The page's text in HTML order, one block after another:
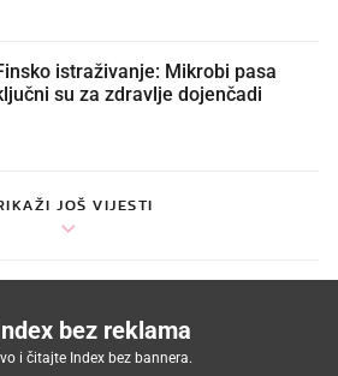
istraživanje: Mikrobi pasa
su za zdravlje dojenčadi
JOŠ VIJESTI
bez reklama
i čitajte Index bez bannera.